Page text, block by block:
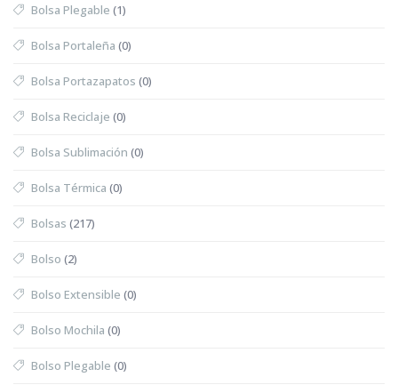
Bolsa Plegable (1)
Bolsa Portaleña (0)
Bolsa Portazapatos (0)
Bolsa Reciclaje (0)
Bolsa Sublimación (0)
Bolsa Térmica (0)
Bolsas (217)
Bolso (2)
Bolso Extensible (0)
Bolso Mochila (0)
Bolso Plegable (0)